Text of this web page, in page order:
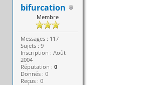
bifurcation
Membre
Messages : 117
Sujets : 9
Inscription : Août
2004
Réputation :0
Donnés : 0
Reçus : 0